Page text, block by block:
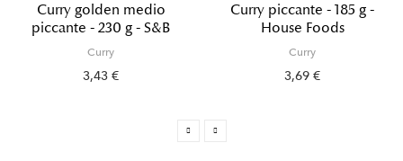
Curry golden medio
piccante - 230 g - S&B
Curry
3,43 €
Curry piccante - 185 g -
House Foods
Curry
3,69 €